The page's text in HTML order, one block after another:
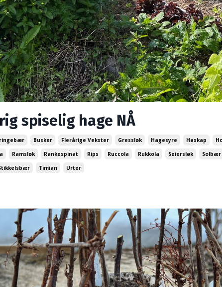
spiselig hage NÅ
Busker Flerårige Vekster Gressløk Hagesyre Haskap
Ramsløk Rankespinat Rips Ruccola Rukkola Seiersløk Solbær
Timian Urter